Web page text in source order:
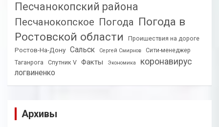
Песчанокопский района
Песчанокопское Погода Погода в
Ростовской области
Проишествия на дороге
Ростов-На-Дону Сальск Сергей Смирнов
Сити-менеджер
Таганрога
Спутник V Факты Экономика коронавирус
логвиненко
Архивы